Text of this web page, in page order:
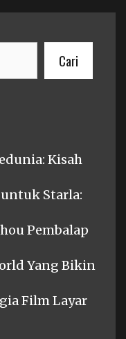
Cari
Kisah
Starla:
Pembalap
Yang Bikin
Film Layar